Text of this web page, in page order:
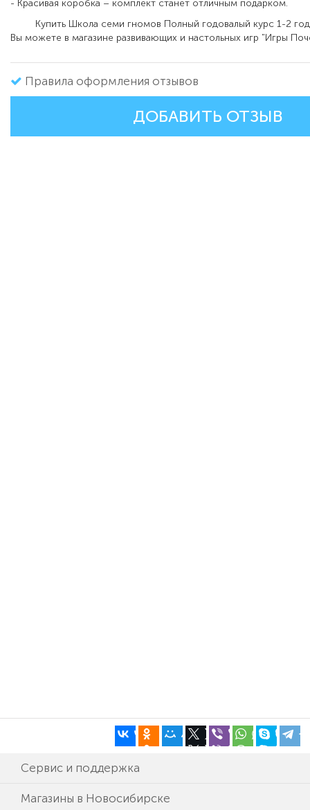
- Красивая коробка – комплект станет отличным подарком.
Купить Школа семи гномов Полный годовалый курс 1-2
Вы можете в магазине развивающих и настольных игр "Игры
Правила оформления отзывов
ДОБАВИТЬ ОТЗЫВ
Сервис и поддержка
Магазины в Новосибирске